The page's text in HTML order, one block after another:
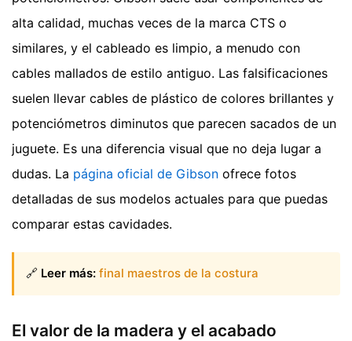
alta calidad, muchas veces de la marca CTS o
similares, y el cableado es limpio, a menudo con
cables mallados de estilo antiguo. Las falsificaciones
suelen llevar cables de plástico de colores brillantes y
potenciómetros diminutos que parecen sacados de un
juguete. Es una diferencia visual que no deja lugar a
dudas. La página oficial de Gibson ofrece fotos
detalladas de sus modelos actuales para que puedas
comparar estas cavidades.
🔗 Leer más: final maestros de la costura
El valor de la madera y el acabado